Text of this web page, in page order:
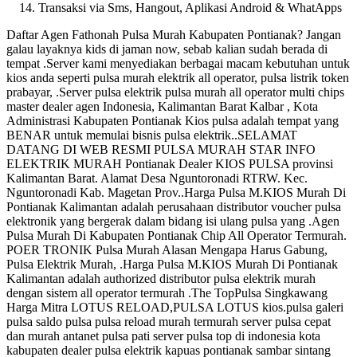
Transaksi via Sms, Hangout, Aplikasi Android & WhatApps
Daftar Agen Fathonah Pulsa Murah Kabupaten Pontianak? Jangan
galau layaknya kids di jaman now, sebab kalian sudah berada di
tempat .Server kami menyediakan berbagai macam kebutuhan untuk
kios anda seperti pulsa murah elektrik all operator, pulsa listrik token
prabayar, .Server pulsa elektrik pulsa murah all operator multi chips
master dealer agen Indonesia, Kalimantan Barat Kalbar , Kota
Administrasi Kabupaten Pontianak Kios pulsa adalah tempat yang
BENAR untuk memulai bisnis pulsa elektrik..SELAMAT
DATANG DI WEB RESMI PULSA MURAH STAR INFO
ELEKTRIK MURAH Pontianak Dealer KIOS PULSA provinsi
Kalimantan Barat. Alamat Desa Nguntoronadi RTRW. Kec.
Nguntoronadi Kab. Magetan Prov..Harga Pulsa M.KIOS Murah Di
Pontianak Kalimantan adalah perusahaan distributor voucher pulsa
elektronik yang bergerak dalam bidang isi ulang pulsa yang .Agen
Pulsa Murah Di Kabupaten Pontianak Chip All Operator Termurah.
POER TRONIK Pulsa Murah Alasan Mengapa Harus Gabung,
Pulsa Elektrik Murah, .Harga Pulsa M.KIOS Murah Di Pontianak
Kalimantan adalah authorized distributor pulsa elektrik murah
dengan sistem all operator termurah .The TopPulsa Singkawang
Harga Mitra LOTUS RELOAD,PULSA LOTUS kios.pulsa galeri
pulsa saldo pulsa pulsa reload murah termurah server pulsa cepat
dan murah antanet pulsa pati server pulsa top di indonesia kota
kabupaten dealer pulsa elektrik kapuas pontianak sambar sintang